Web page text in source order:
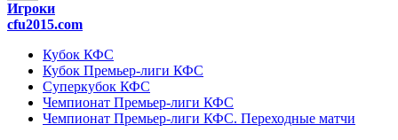
Игроки
cfu2015.com
Кубок КФС
Кубок Премьер-лиги КФС
Суперкубок КФС
Чемпионат Премьер-лиги КФС
Чемпионат Премьер-лиги КФС. Переходные матчи